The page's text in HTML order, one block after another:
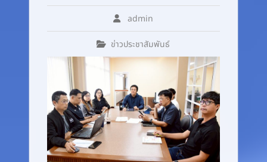
admin
ข่าวประชาสัมพันธ์